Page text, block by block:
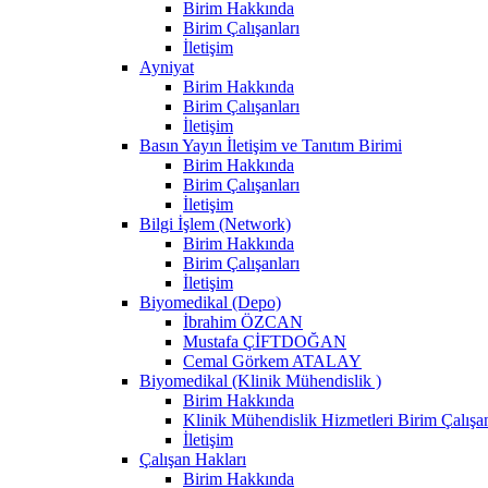
Birim Hakkında
Birim Çalışanları
İletişim
Ayniyat
Birim Hakkında
Birim Çalışanları
İletişim
Basın Yayın İletişim ve Tanıtım Birimi
Birim Hakkında
Birim Çalışanları
İletişim
Bilgi İşlem (Network)
Birim Hakkında
Birim Çalışanları
İletişim
Biyomedikal (Depo)
İbrahim ÖZCAN
Mustafa ÇİFTDOĞAN
Cemal Görkem ATALAY
Biyomedikal (Klinik Mühendislik )
Birim Hakkında
Klinik Mühendislik Hizmetleri Birim
İletişim
Çalışan Hakları
Birim Hakkında